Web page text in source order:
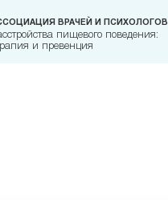
ВРАЧЕЙ И ПСИХОЛОГОВ
пищевого поведения:
и превенция